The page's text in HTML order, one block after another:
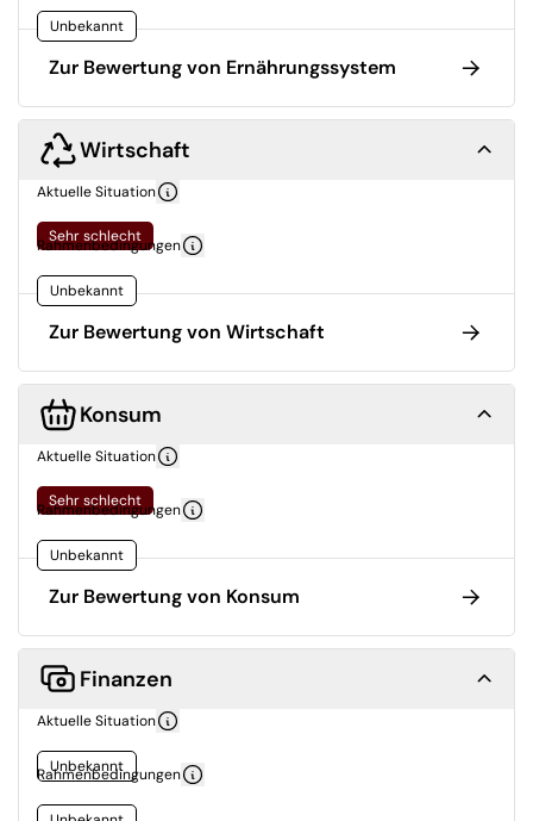
Unbekannt
Zur Bewertung von Ernährungssystem
Wirtschaft
Aktuelle Situation
Sehr schlecht
Rahmenbedingungen
Unbekannt
Zur Bewertung von Wirtschaft
Konsum
Aktuelle Situation
Sehr schlecht
Rahmenbedingungen
Unbekannt
Zur Bewertung von Konsum
Finanzen
Aktuelle Situation
Unbekannt
Rahmenbedingungen